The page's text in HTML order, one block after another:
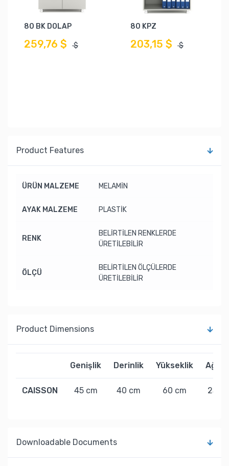
80 BK DOLAP
259,76 $ $
80 KPZ
203,15 $ $
Product Features
ÜRÜN MALZEME MELAMİN
AYAK MALZEME PLASTİK
RENK
BELİRTİLEN RENKLERDE
ÜRETİLEBİLİR
ÖLÇÜ
BELİRTİLEN ÖLÇÜLERDE
ÜRETİLEBİLİR
Product Dimensions
Genişlik Derinlik Yükseklik
CAISSON 45 cm 40 cm 60 cm 23 kg
Downloadable Documents